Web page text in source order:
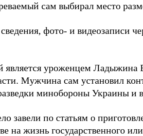
сам выбирал место
фото- и видеозаписи
является уроженцем
Мужчина сам установил
минобороны Украины и
завели по статьям о
на жизнь государственного